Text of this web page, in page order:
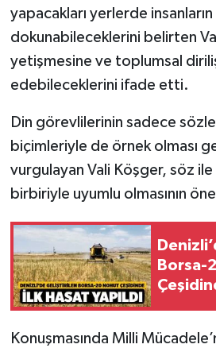
yapacakları yerlerde insanların
dokunabileceklerini belirten
yetişmesine ve toplumsal
edebileceklerini ifade etti.
Din görevlilerinin sadece
biçimleriyle de örnek olması
vurgulayan Vali Köşger, söz ile
birbiriyle uyumlu olmasının
Borsa-
Konuşmasında Milli